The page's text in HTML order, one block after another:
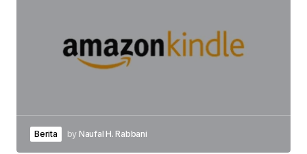
Berita by Naufal H. Rabbani